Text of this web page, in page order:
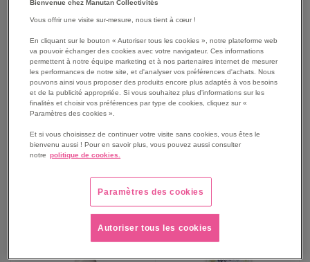
Lot de 12 Destructeurs
d'odeurs menthe & aloé
vera - Boldair - 250ml
162,90 €
195,48 € TTC
Recharge diffuseur
électrique vanille & beure
de karité
13,99 €
16,79 € TTC
AUX
FAVORIS
Bienvenue chez Manutan Collectivités
Vous offrir une visite sur-mesure, nous tient à cœur !
En cliquant sur le bouton « Autoriser tous les cookies », notre plateforme web
va pouvoir échanger des cookies avec votre navigateur. Ces informations
permettent à notre équipe marketing et à nos partenaires internet de mesurer
les performances de notre site, et d'analyser vos préférences d'achats. Nous
pouvons ainsi vous proposer des produits encore plus adaptés à vos besoins
et de la publicité appropriée. Si vous souhaitez plus d'informations sur les
finalités et choisir vos préférences par type de cookies, cliquez sur «
Paramètres des cookies ».
Et si vous choisissez de continuer votre visite sans cookies, vous êtes le
bienvenu aussi ! Pour en savoir plus, vous pouvez aussi consulter
notre politique de cookies.
Paramètres des cookies
Autoriser tous les cookies